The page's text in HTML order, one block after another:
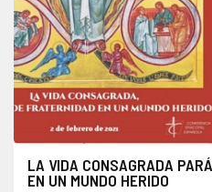
LA VIDA CONSAGRADA
EN UN MUNDO HERIDO